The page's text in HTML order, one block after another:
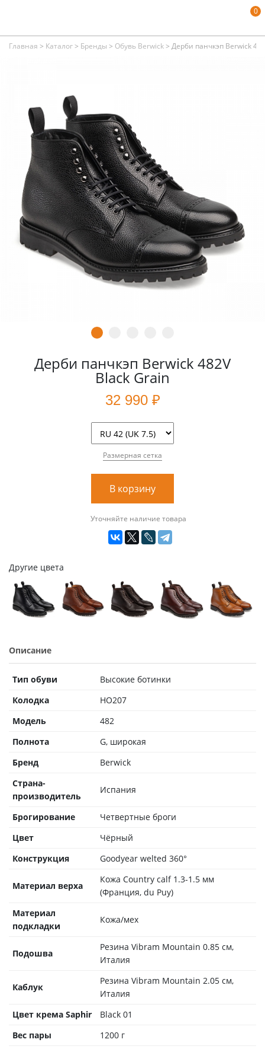
0
Главная > Каталог> Бренды > Обувь Berwick> Дерби панчкэп Berwick
Дерби панчкэп Berwick 482V
Black Grain
32 990 ₽
Размерная сетка
В корзину
Уточняйте наличие товара
Другие цвета
Описание
Тип обуви
Высокие ботинки
Колодка
HO207
Модель
482
Полнота
G, широкая
Бренд
Berwick
Страна-
производитель
Испания
Брогирование
Четвертные броги
Цвет
Чёрный
Конструкция
Goodyear welted 360°
Материал верха
Кожа Country calf 1.3-1.5 мм
(Франция, du Puy)
Материал
подкладки
Кожа/мех
Подошва
Резина Vibram Mountain 0.85 см,
Италия
Каблук
Резина Vibram Mountain 2.05 см,
Италия
Цвет крема Saphir
Black 01
Вес пары
1200 г